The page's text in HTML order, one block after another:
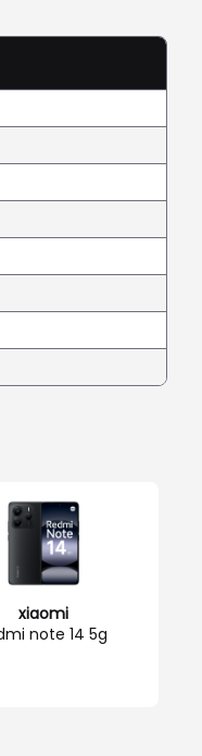
xiaomi
note 14 5g